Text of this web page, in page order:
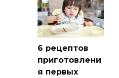
6 рецептов
приготовлени
я первых